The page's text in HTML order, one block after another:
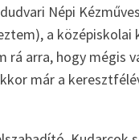
Népi
a
arra, hogy mégis
már a